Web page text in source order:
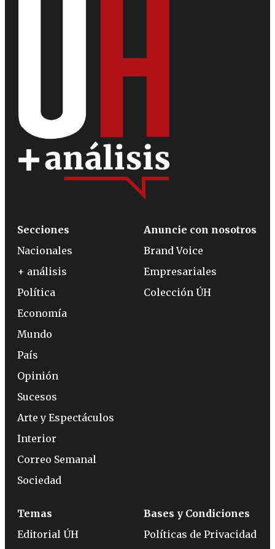
Secciones
Nacionales
+ análisis
Política
Economía
Mundo
País
Opinión
Sucesos
Arte y Espectáculos
Interior
Correo Semanal
Sociedad
Anuncie con nosotros
Brand Voice
Empresariales
Colección ÚH
Temas
Editorial ÚH
Bases y Condiciones
Políticas de Privacidad